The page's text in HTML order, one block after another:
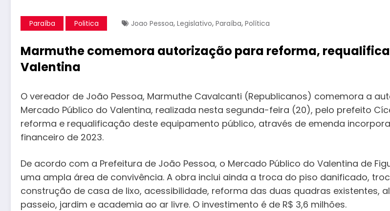
Paraíba Politica Joao Pessoa, Legislativo, Paraíba, Política
Marmuthe comemora autorização para reforma,
Valentina
O vereador de João Pessoa, Marmuthe Cavalcanti (Republicanos) comemora a
Mercado Público do Valentina, realizada nesta segunda-feira (20), pelo prefeito
reforma e requalificação deste equipamento público, através de emenda
financeiro de 2023.
De acordo com a Prefeitura de João Pessoa, o Mercado Público do Valentina de
uma ampla área de convivência. A obra inclui ainda a troca do piso danificado,
construção de casa de lixo, acessibilidade, reforma das duas quadras existentes,
passeio, jardim e academia ao ar livre. O investimento é de R$ 3,6 milhões.